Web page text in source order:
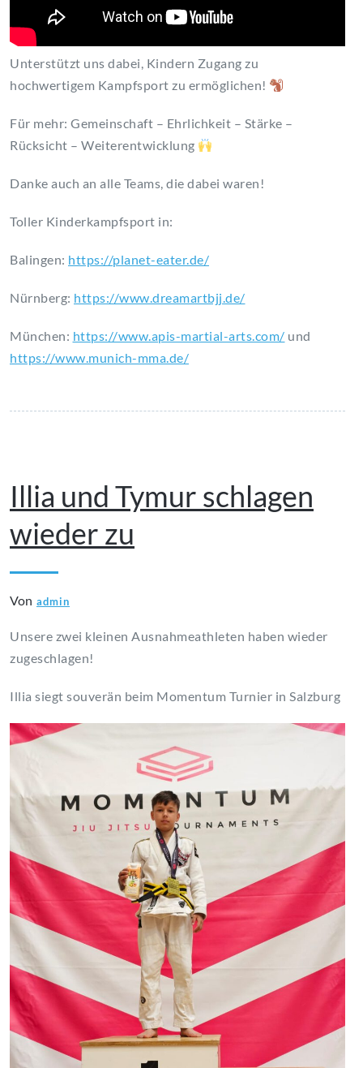
Unterstützt uns dabei, Kindern Zugang zu
hochwertigem Kampfsport zu ermöglichen!
Für mehr: Gemeinschaft – Ehrlichkeit – Stärke –
Rücksicht – Weiterentwicklung
Danke auch an alle Teams, die dabei waren!
Toller Kinderkampfsport in:
Balingen: https://planet-eater.de/
Nürnberg: https://www.dreamartbjj.de/
München: https://www.apis-martial-arts.com/ und
https://www.munich-mma.de/
Illia und Tymur schlagen
wieder zu
Von admin
Unsere zwei kleinen Ausnahmeathleten haben wieder
zugeschlagen!
Illia siegt souverän beim Momentum Turnier in Salzburg